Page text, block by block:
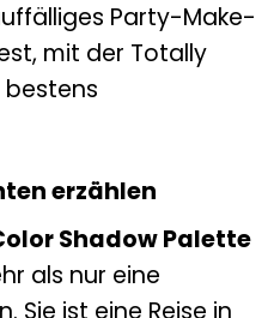
Party-Make-
mit der Totally
bestens
erzählen
Shadow Palette
als nur eine
Sie ist eine Reise in